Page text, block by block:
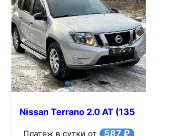
+10
Смотреть все фото
Nissan Terrano 2.0 AT (135
Платеж в сутки от 587 ₽